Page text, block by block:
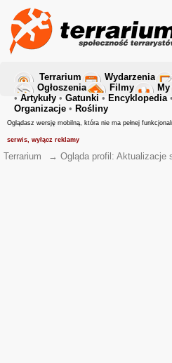
Terrarium Wydarzenia
Ogłoszenia
Filmy My
• Artykuły • Gatunki • Encyklopedia•
Organizacje • Rośliny
Oglądasz wersję mobilną, która nie ma pełnej
serwis, wyłącz reklamy
Terrarium → Ogląda profil: Aktualizacje